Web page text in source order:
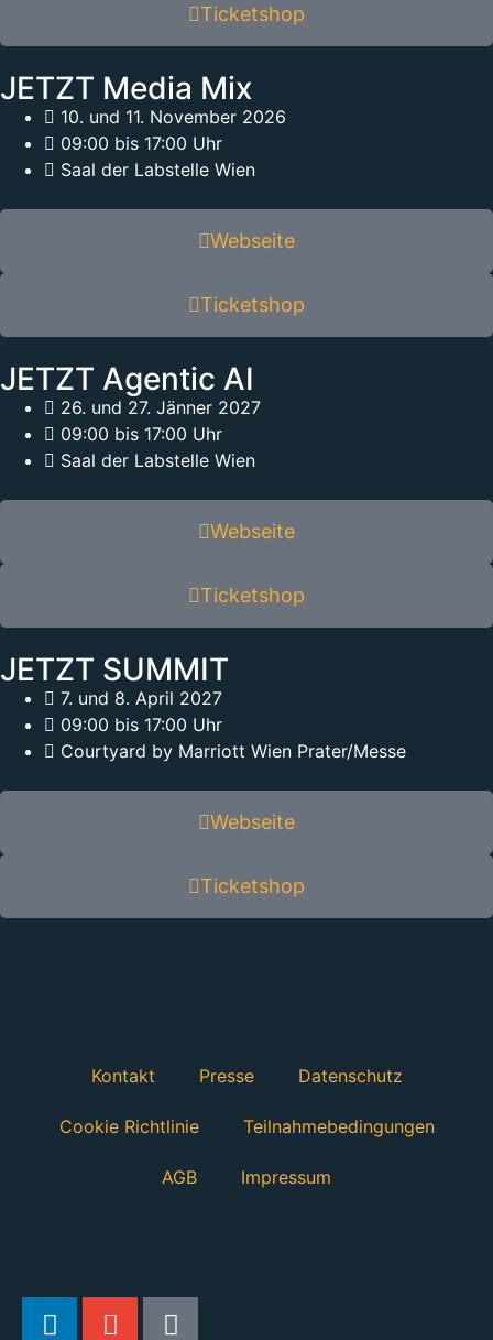
Ticketshop
JETZT Media Mix
10. und 11. November 2026
09:00 bis 17:00 Uhr
Saal der Labstelle Wien
Webseite
Ticketshop
JETZT Agentic AI
26. und 27. Jänner 2027
09:00 bis 17:00 Uhr
Saal der Labstelle Wien
Webseite
Ticketshop
JETZT SUMMIT
7. und 8. April 2027
09:00 bis 17:00 Uhr
Courtyard by Marriott Wien Prater/Messe
Webseite
Ticketshop
Kontakt Presse Datenschutz
Cookie Richtlinie Teilnahmebedingungen
AGB Impressum